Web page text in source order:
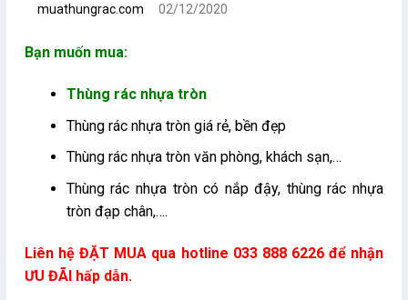
muathungrac.com 02/12/2020
Bạn muốn mua:
Thùng rác nhựa tròn
Thùng rác nhựa tròn giá rẻ, bền đẹp
Thùng rác nhựa tròn văn phòng, khách sạn,…
Thùng rác nhựa tròn có nắp đậy, thùng rác nhựa
tròn đạp chân,….
Liên hệ ĐẶT MUA qua hotline 033 888 6226 để nhận
ƯU ĐÃI hấp dẫn.